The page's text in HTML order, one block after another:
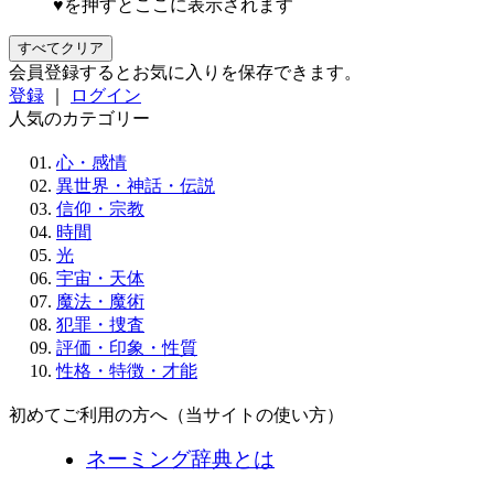
♥を押すとここに表示されます
すべてクリア
会員登録するとお気に入りを保存できます。
登録
ログイン
人気のカテゴリー
心・感情
異世界・神話・伝説
信仰・宗教
時間
光
宇宙・天体
魔法・魔術
犯罪・捜査
評価・印象・性質
性格・特徴・才能
初めてご利用の方へ（当サイトの使い方）
ネーミング辞典とは